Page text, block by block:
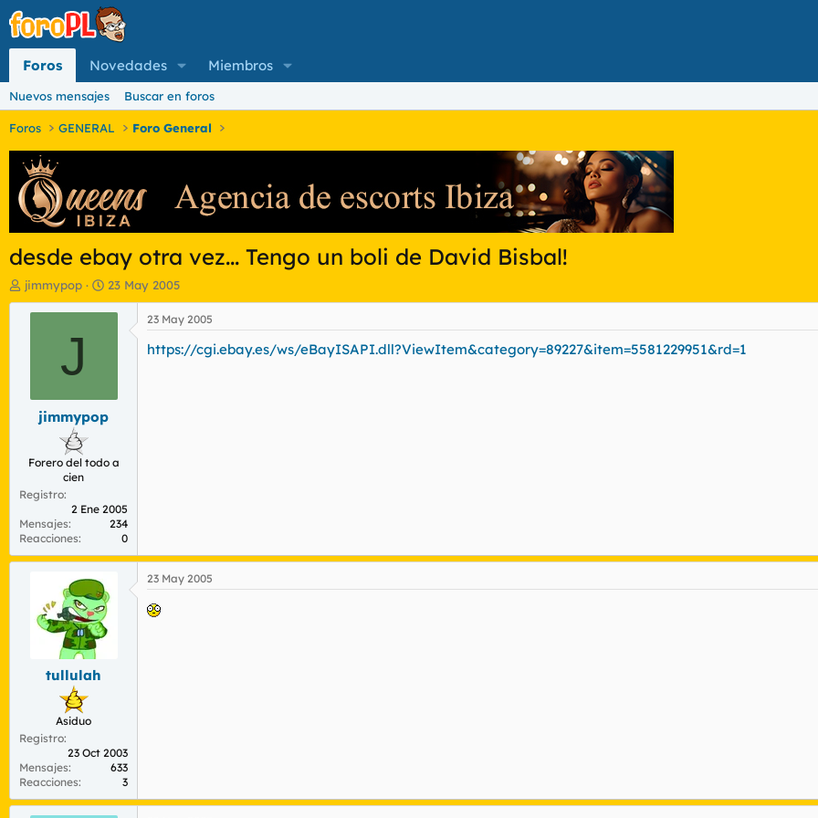
Foros Novedades Miembros
Nuevos mensajes Buscar en foros
Foros GENERAL Foro General
desde ebay otra vez... Tengo un boli de David Bisbal!
I
n
o
e
a
jimmypop
F
e
c
i
n
i
23 May 2005
J
jimmypop
Forero del todo a
cien
Registro
2 Ene 2005
Mensajes
234
Reacciones
0
23 May 2005
https://cgi.ebay.es/ws/eBayISAPI.dll?ViewItem&category=89227&item=5581229951&rd=1
tullulah
Asiduo
Registro
23 Oct 2003
Mensajes
633
Reacciones
3
23 May 2005